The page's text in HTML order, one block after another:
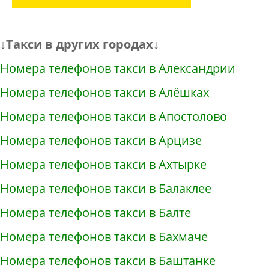
↓Такси в других городах↓
Номера телефонов такси в Александрии
Номера телефонов такси в Алёшках
Номера телефонов такси в Апостолово
Номера телефонов такси в Арцизе
Номера телефонов такси в Ахтырке
Номера телефонов такси в Балаклее
Номера телефонов такси в Балте
Номера телефонов такси в Бахмаче
Номера телефонов такси в Баштанке